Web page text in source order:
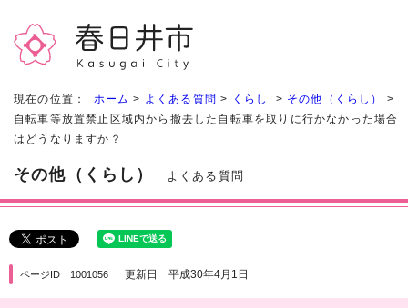
現在の位置： ホーム > よくある質問 > くらし > その他（くらし）
>
自転車等放置禁止区域内から撤去した自転車を取りに行かなかった場合
はどうなりますか？
その他（くらし） よくある質問
ページID 1001056 更新日 平成30年4月1日